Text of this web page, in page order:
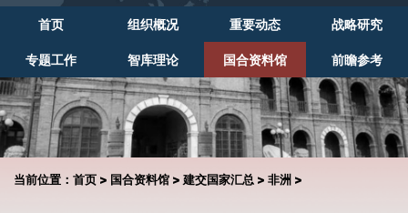
首页 组织概况 重要动态 战略研究
专题工作 智库理论 国合资料馆 前瞻参考
当前位置： 首页 > 国合资料馆 > 建交国家汇总 > 非洲 >